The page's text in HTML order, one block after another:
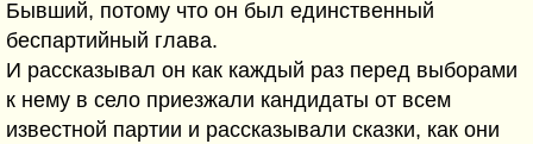
Бывший, потому что он был единственный
беспартийный глава.
И рассказывал он как каждый раз перед выборами
к нему в село приезжали кандидаты от всем
известной партии и рассказывали сказки, как они